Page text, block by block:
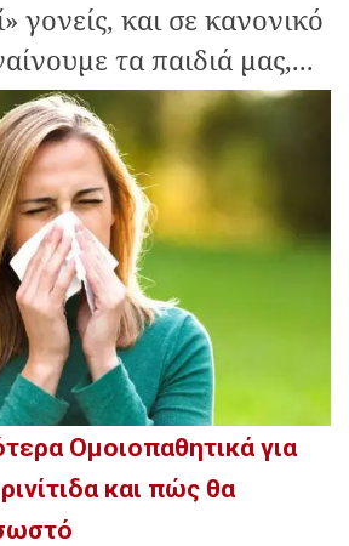
γονείς, και σε κανονικό
τα παιδιά μας,...
Ομοιοπαθητικά για
και πώς θα